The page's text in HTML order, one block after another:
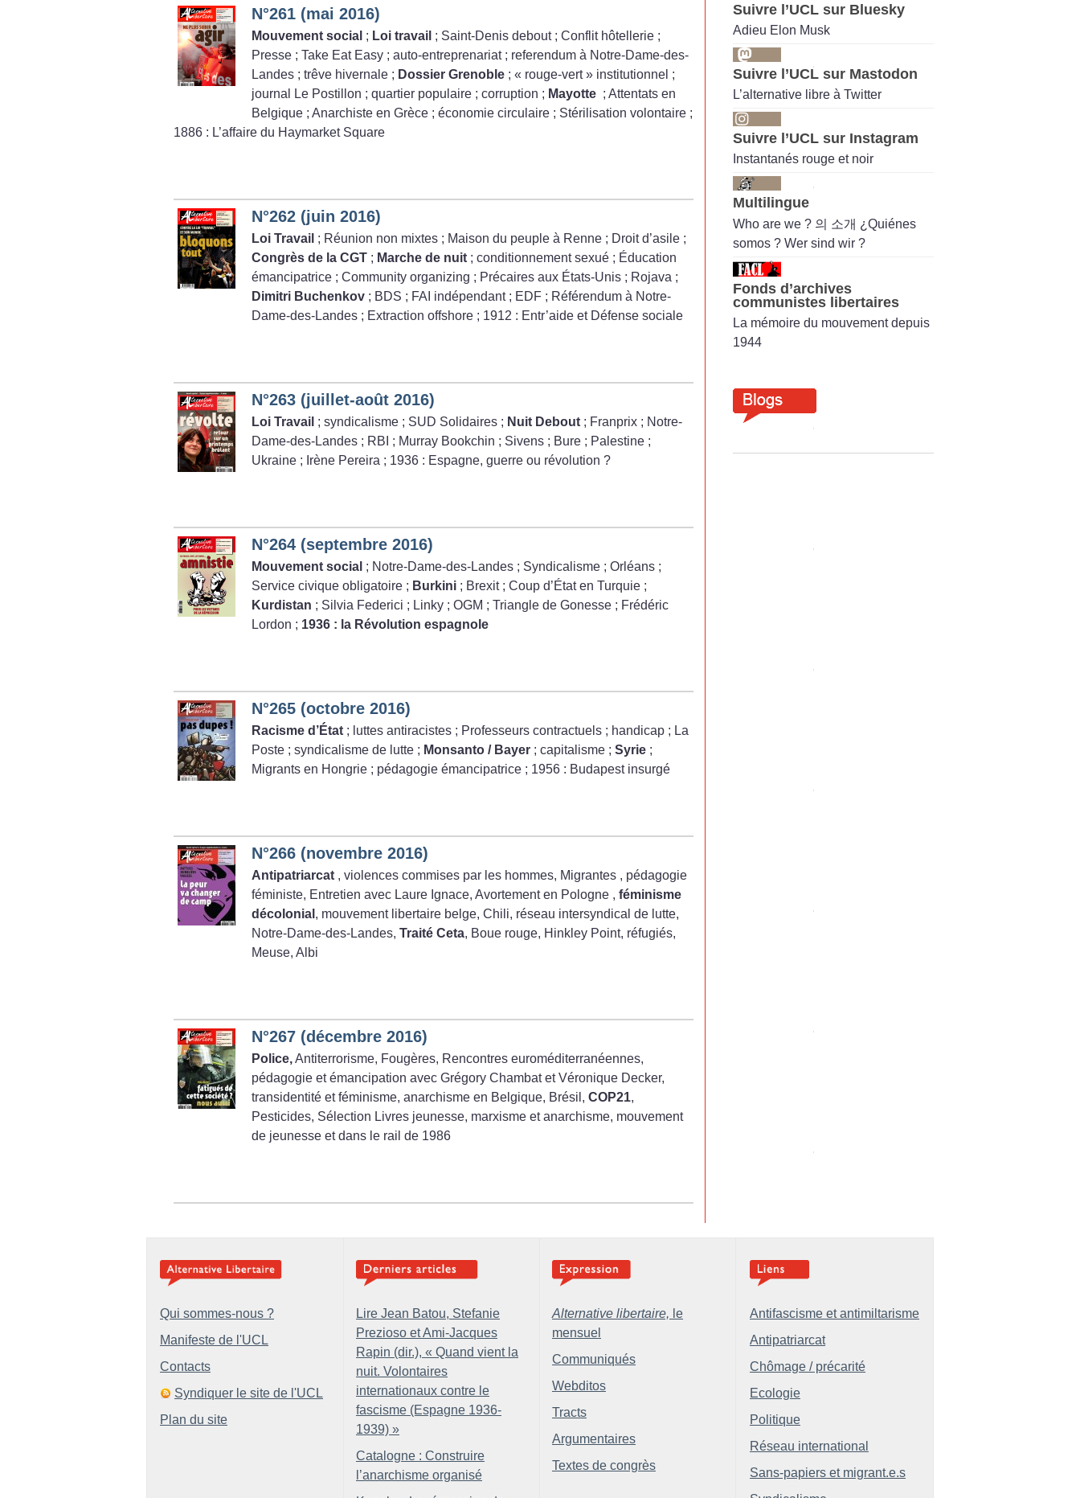
N°261 (mai 2016)
Mouvement social ; Loi travail ; Saint-Denis debout ; Conflit hôtellerie ;
Presse ; Take Eat Easy ; auto-entreprenariat ; referendum à Notre-Dame-des-
Landes ; trêve hivernale ; Dossier Grenoble ; « rouge-vert » institutionnel ;
journal Le Postillon ; quartier populaire ; corruption ; Mayotte ; Attentats en
Belgique ; Anarchiste en Grèce ; économie circulaire ; Stérilisation volontaire ;
1886 : L’affaire du Haymarket Square
N°262 (juin 2016)
Loi Travail ; Réunion non mixtes ; Maison du peuple à Renne ; Droit d’asile ;
Congrès de la CGT ; Marche de nuit ; conditionnement sexué ; Éducation
émancipatrice ; Community organizing ; Précaires aux États-Unis ; Rojava ;
Dimitri Buchenkov ; BDS ; FAI indépendant ; EDF ; Référendum à Notre-
Dame-des-Landes ; Extraction offshore ; 1912 : Entr’aide et Défense sociale
N°263 (juillet-août 2016)
Loi Travail ; syndicalisme ; SUD Solidaires ; Nuit Debout ; Franprix ; Notre-
Dame-des-Landes ; RBI ; Murray Bookchin ; Sivens ; Bure ; Palestine ;
Ukraine ; Irène Pereira ; 1936 : Espagne, guerre ou révolution ?
N°264 (septembre 2016)
Mouvement social ; Notre-Dame-des-Landes ; Syndicalisme ; Orléans ;
Service civique obligatoire ; Burkini ; Brexit ; Coup d’État en Turquie ;
Kurdistan ; Silvia Federici ; Linky ; OGM ; Triangle de Gonesse ; Frédéric
Lordon ; 1936 : la Révolution espagnole
N°265 (octobre 2016)
Racisme d’État ; luttes antiracistes ; Professeurs contractuels ; handicap ; La
Poste ; syndicalisme de lutte ; Monsanto / Bayer ; capitalisme ; Syrie ;
Migrants en Hongrie ; pédagogie émancipatrice ; 1956 : Budapest insurgé
N°266 (novembre 2016)
Antipatriarcat , violences commises par les hommes, Migrantes , pédagogie
féministe, Entretien avec Laure Ignace, Avortement en Pologne , féminisme
décolonial , mouvement libertaire belge, Chili, réseau intersyndical de lutte,
Notre-Dame-des-Landes, Traité Ceta, Boue rouge, Hinkley Point, réfugiés,
Meuse, Albi
N°267 (décembre 2016)
Police,Antiterrorisme, Fougères, Rencontres euroméditerranéennes,
pédagogie et émancipation avec Grégory Chambat et Véronique Decker,
transidentité et féminisme, anarchisme en Belgique, Brésil, COP21,
Pesticides, Sélection Livres jeunesse, marxisme et anarchisme, mouvement
de jeunesse et dans le rail de 1986
Suivre l’UCL sur Bluesky
Adieu Elon Musk
Suivre l’UCL sur Mastodon
L’alternative libre à Twitter
Suivre l’UCL sur Instagram
Instantanés rouge et noir
Multilingue
Who are we ? 의 소개 ¿Quiénes
somos ? Wer sind wir ?
Fonds d’archives
communistes libertaires
La mémoire du mouvement depuis
1944
Qui sommes-nous ?
Manifeste de l'UCL
Contacts
Syndiquer le site de l'UCL
Plan du site
Lire Jean Batou, Stefanie
Prezioso et Ami-Jacques
Rapin (dir.), « Quand vient la
nuit. Volontaires
internationaux contre le
fascisme (Espagne 1936-
1939) »
Catalogne : Construire
l’anarchisme organisé
Alternative libertaire, le
mensuel
Communiqués
Webditos
Tracts
Argumentaires
Textes de congrès
Antifascisme et antimiltarisme
Antipatriarcat
Chômage / précarité
Ecologie
Politique
Réseau international
Sans-papiers et migrant.e.s